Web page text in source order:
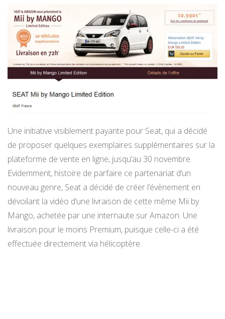
Une initiative visiblement payante pour Seat, qui a décidé
de proposer quelques exemplaires supplémentaires sur la
plateforme de vente en ligne, jusqu’au 30 novembre.
Evidemment, histoire de parfaire ce partenariat d’un
nouveau genre, Seat a décidé de créer l’évènement en
dévoilant la vidéo d’une livraison de cette même Mii by
Mango, achetée par une internaute sur Amazon. Une
livraison pour le moins Premium, puisque celle-ci a été
effectuée directement via hélicoptère.